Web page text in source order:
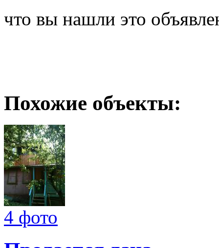
что вы нашли это
Похожие объекты:
4 фото